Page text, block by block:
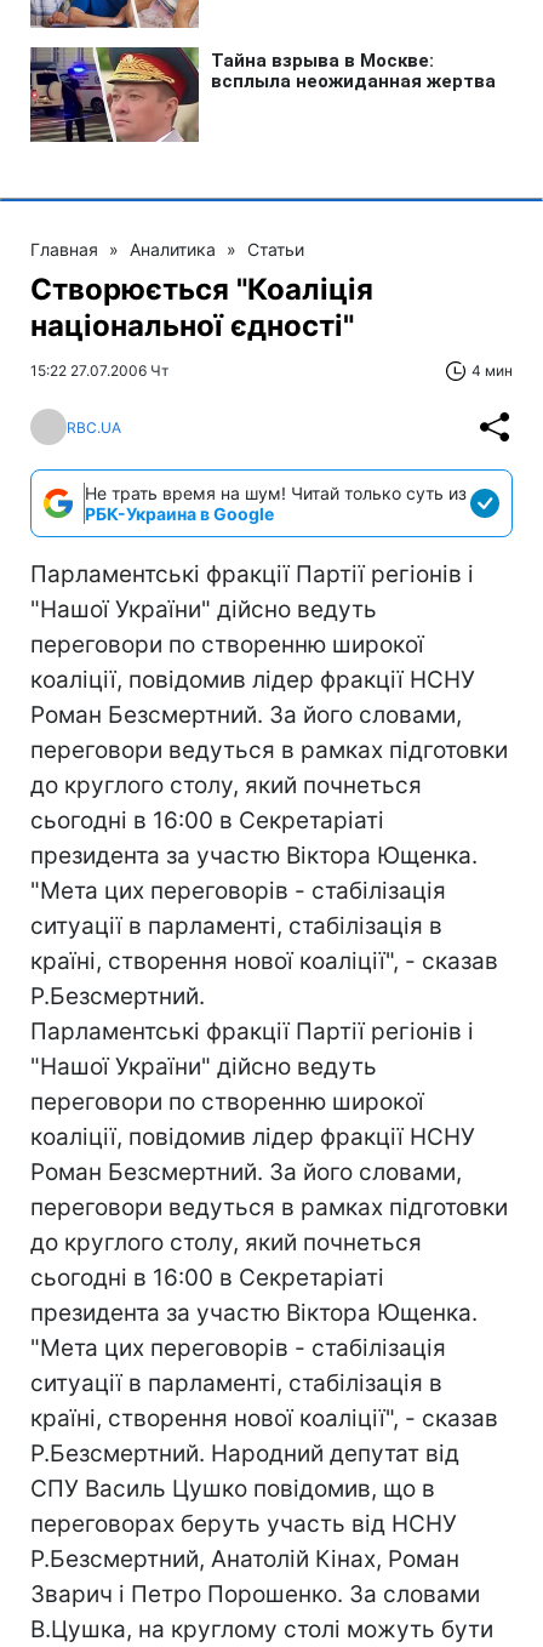
Главная » Аналитика » Статьи
Створюється "Коаліція
національної єдності"
15:22 27.07.2006 Чт 4 мин
RBC.UA
Не трать время на шум! Читай только суть из
РБК-Украина в Google
Парламентські фракції Партії регіонів і
"Нашої України" дійсно ведуть
переговори по створенню широкої
коаліції, повідомив лідер фракції НСНУ
Роман Безсмертний. За його словами,
переговори ведуться в рамках підготовки
до круглого столу, який почнеться
сьогодні в 16:00 в Секретаріаті
президента за участю Віктора Ющенка.
"Мета цих переговорів - стабілізація
ситуації в парламенті, стабілізація в
країні, створення нової коаліції", - сказав
Р.Безсмертний.
Парламентські фракції Партії регіонів і
"Нашої України" дійсно ведуть
переговори по створенню широкої
коаліції, повідомив лідер фракції НСНУ
Роман Безсмертний. За його словами,
переговори ведуться в рамках підготовки
до круглого столу, який почнеться
сьогодні в 16:00 в Секретаріаті
президента за участю Віктора Ющенка.
"Мета цих переговорів - стабілізація
ситуації в парламенті, стабілізація в
країні, створення нової коаліції", - сказав
Р.Безсмертний. Народний депутат від
СПУ Василь Цушко повідомив, що в
переговорах беруть участь від НСНУ
Р.Безсмертний, Анатолій Кінах, Роман
Зварич і Петро Порошенко. За словами
В.Цушка, на круглому столі можуть бути